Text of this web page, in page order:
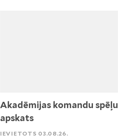
Akadēmijas komandu spēļu
apskats
IEVIETOTS 03.08.26.